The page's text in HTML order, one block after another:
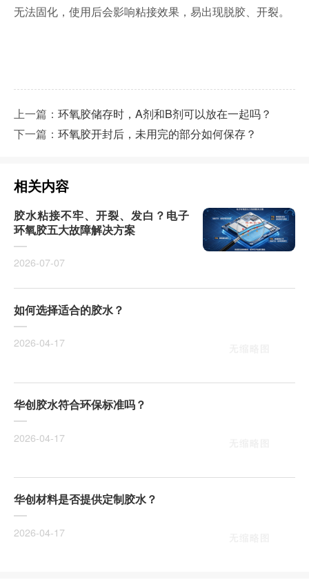
无法固化，使用后会影响粘接效果，易出现脱胶、开裂。
上一篇： 环氧胶储存时，A剂和B剂可以放在一起吗？
下一篇： 环氧胶开封后，未用完的部分如何保存？
相关内容
胶水粘接不牢、开裂、发白？电子
环氧胶五大故障解决方案
2026-07-07
如何选择适合的胶水？
2026-04-17
华创胶水符合环保标准吗？
2026-04-17
华创材料是否提供定制胶水？
2026-04-17